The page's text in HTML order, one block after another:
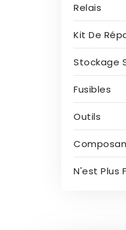
Relais
Kit De
Stockage
Fusibles
Outils
N'est Plus